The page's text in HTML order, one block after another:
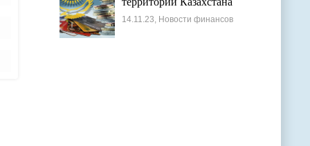
14.11.23, Новости финансов